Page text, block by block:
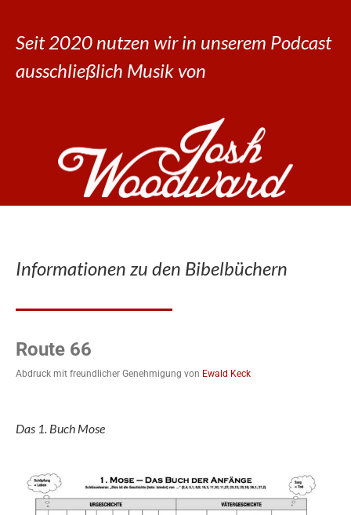
Seit 2020 nutzen wir in unserem Podcast
ausschließlich Musik von
Informationen zu den Bibelbüchern
Route 66
Abdruck mit freundlicher Genehmigung von Ewald Keck
Das 1. Buch Mose